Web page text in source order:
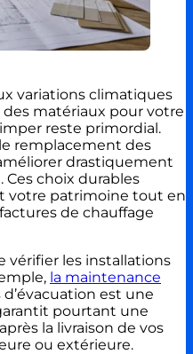
variations climatiques
matériaux pour votre
reste primordial.
le remplacement des
drastiquement
choix durables
votre patrimoine tout en
de chauffage
vérifier les installations
la maintenance
est une
pourtant une
la livraison de vos
ou extérieure.